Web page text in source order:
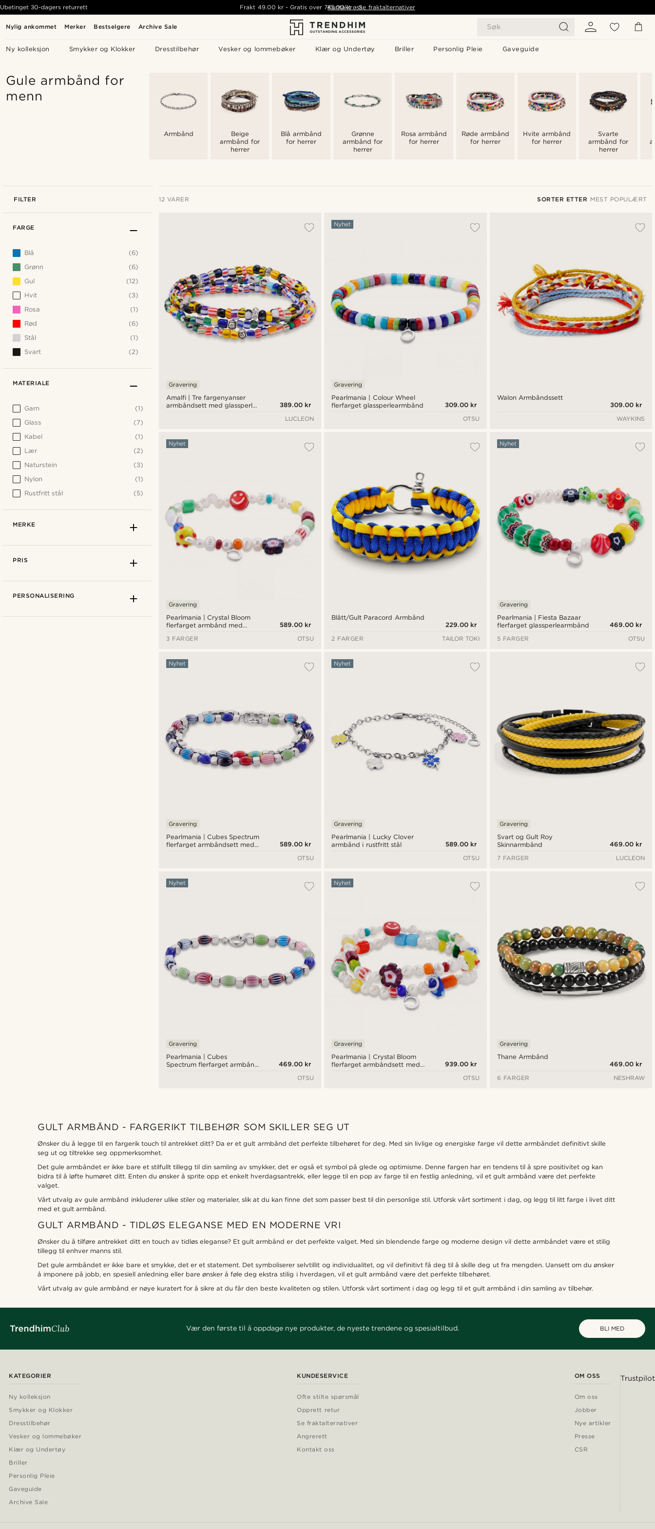
Nylig ankommet Merker Bestselgere Archive Sale Søk
Ny kolleksjon Smykker og Klokker Dresstilbehør Vesker og lommebøker Klær og Undertøy Briller Personlig Pleie Gaveguide
Ubetinget 30-dagers returrett Frakt 49.00 kr- Gratis over 745.00 kr - Se fraktalternativer
Kontakt oss
Gule armbånd for
menn
Armbånd
Beige
armbånd for
herrer
Blå armbånd
for herrer
Grønne
armbånd for
herrer
Rosa armbånd
for herrer
Røde armbånd
for herrer
Hvite armbånd
for herrer
Svarte
armbånd for
herrer
FILTER 12 VARER SORTER ETTER MEST POPULÆRT
Amalfi | Tre fargenyanser
armbåndsett med glassperler
Gravering
389.00 kr
LUCLEON
Pearlmania | Colour Wheel
flerfarget glassperlearmbånd
Nyhet
Gravering
309.00 kr
OTSU
Walon Armbåndssett
309.00 kr
WAYKINS
Pearlmania | Crystal Bloom
flerfarget armbånd med
glassperler
Nyhet
Gravering
589.00 kr
3 FARGER
OTSU
Blått/Gult Paracord Armbånd
229.00 kr
2 FARGER
TAILOR TOKI
Pearlmania | Fiesta Bazaar
flerfarget glassperlearmbånd
Nyhet
Gravering
469.00 kr
5 FARGER
OTSU
Pearlmania | Cubes Spectrum
flerfarget armbåndsett med
Nyhet
Gravering
589.00 kr
OTSU
Pearlmania | Lucky Clover
armbånd i rustfritt stål
Nyhet
Gravering
589.00 kr
OTSU
Svart og Gult Roy
Skinnarmbånd
Gravering
469.00 kr
7 FARGER
LUCLEON
Pearlmania | Cubes
Spectrum flerfarget armbånd
Nyhet
Gravering
469.00 kr
OTSU
Pearlmania | Crystal Bloom
flerfarget armbåndsett med
Nyhet
Gravering
939.00 kr
OTSU
Thane Armbånd
Gravering
469.00 kr
6 FARGER
NESHRAW
FARGE
Blå
(6)
Grønn
(6)
Gul
(12)
Hvit
(3)
Rosa
(1)
Rød
(6)
Stål
(1)
Svart
(2)
MATERIALE
Garn
(1)
Glass
(7)
Kabel
(1)
Lær
(2)
Naturstein
(3)
Nylon
(1)
Rustfritt stål
(5)
MERKE
PRIS
PERSONALISERING
GULT ARMBÅND - FARGERIKT TILBEHØR SOM SKILLER SEG UT
Ønsker du å legge til en fargerik touch til antrekket ditt? Da er et gult armbånd det perfekte tilbehøret for deg. Med sin livlige og energiske farge vil dette armbåndet definitivt skille
seg ut og tiltrekke seg oppmerksomhet.
Det gule armbåndet er ikke bare et stilfullt tillegg til din samling av smykker, det er også et symbol på glede og optimisme. Denne fargen har en tendens til å spre positivitet og kan
bidra til å løfte humøret ditt. Enten du ønsker å sprite opp et enkelt hverdagsantrekk, eller legge til en pop av farge til en festlig anledning, vil et gult armbånd være det perfekte
valget.
Vårt utvalg av gule armbånd inkluderer ulike stiler og materialer, slik at du kan finne det som passer best til din personlige stil. Utforsk vårt sortiment i dag, og legg til litt farge i livet ditt
med et gult armbånd.
GULT ARMBÅND - TIDLØS ELEGANSE MED EN MODERNE VRI
Ønsker du å tilføre antrekket ditt en touch av tidløs eleganse? Et gult armbånd er det perfekte valget. Med sin blendende farge og moderne design vil dette armbåndet være et stilig
tillegg til enhver manns stil.
Det gule armbåndet er ikke bare et smykke, det er et statement. Det symboliserer selvtillit og individualitet, og vil definitivt få deg til å skille deg ut fra mengden. Uansett om du ønsker
å imponere på jobb, en spesiell anledning eller bare ønsker å føle deg ekstra stilig i hverdagen, vil et gult armbånd være det perfekte tilbehøret.
Vårt utvalg av gule armbånd er nøye kuratert for å sikre at du får den beste kvaliteten og stilen. Utforsk vårt sortiment i dag og legg til et gult armbånd i din samling av tilbehør.
Vær den første til å oppdage nye produkter, de nyeste trendene og spesialtilbud. BLI MED
KATEGORIER
Ny kolleksjon
Smykker og Klokker
Dresstilbehør
Vesker og lommebøker
Klær og Undertøy
Briller
Personlig Pleie
Gaveguide
Archive Sale
KUNDESERVICE
Ofte stilte spørsmål
Opprett retur
Se fraktalternativer
Angrerett
Kontakt oss
OM OSS
Om oss
Jobber
Nye artikler
Presse
CSR
Trustpilot